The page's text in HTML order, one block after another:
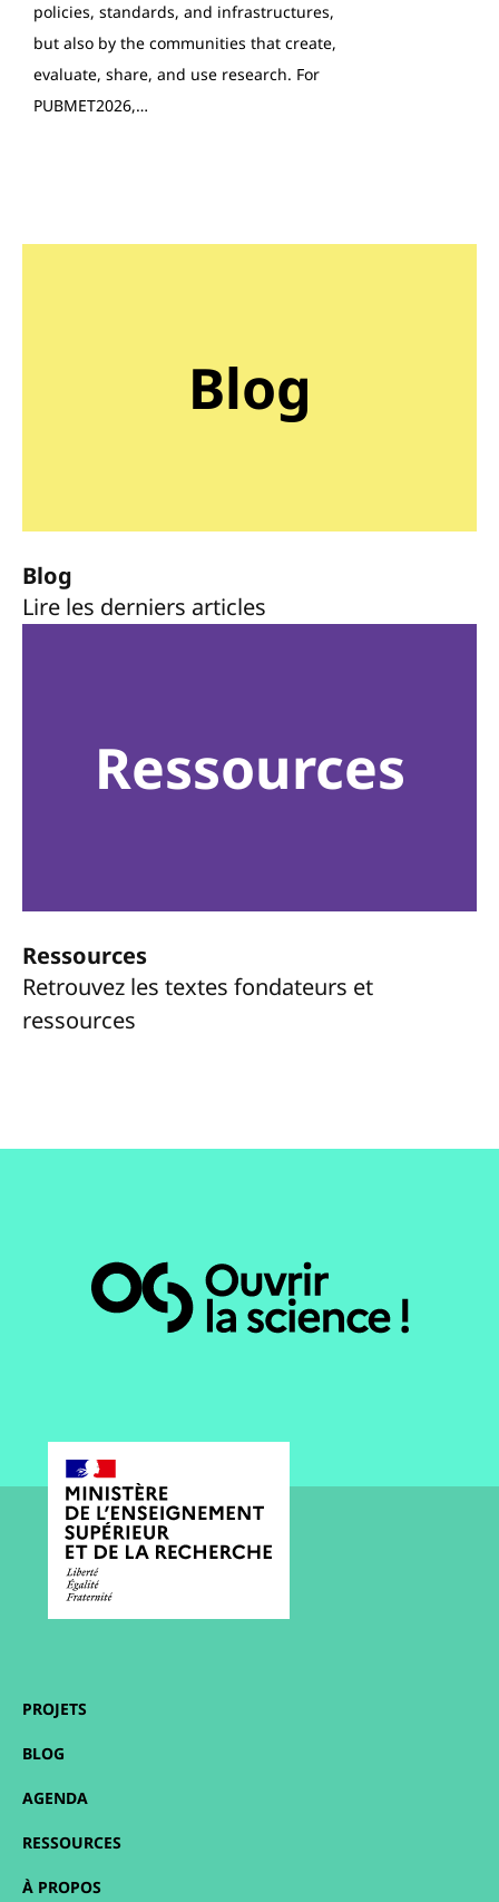
policies, standards, and infrastructures,
but also by the communities that create,
evaluate, share, and use research. For
PUBMET2026,…
Blog
Blog
Lire les derniers articles
Ressources
Ressources
Retrouvez les textes fondateurs et
ressources
PROJETS
BLOG
AGENDA
RESSOURCES
À PROPOS